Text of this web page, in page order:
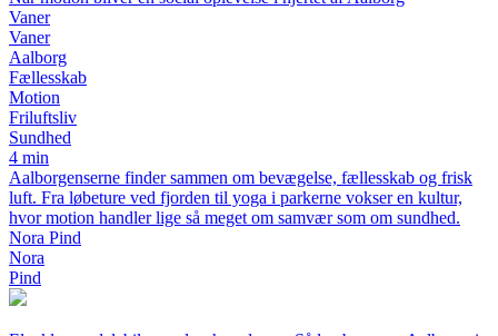
Vaner
Vaner
Aalborg
Fællesskab
Motion
Friluftsliv
Sundhed
4 min
Aalborgenserne finder sammen om bevægelse, fællesskab og frisk
luft. Fra løbeture ved fjorden til yoga i parkerne vokser en kultur,
hvor motion handler lige så meget om samvær som om sundhed.
Nora Pind
Nora
Pind